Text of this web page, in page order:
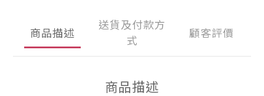
商品描述
送貨及付款方
式
顧客評價
商品描述